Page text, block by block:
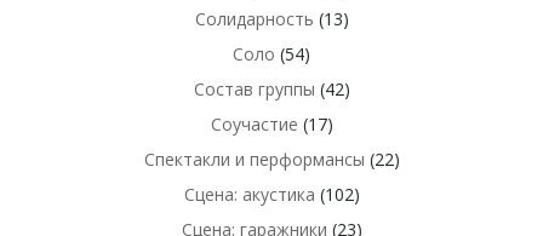
Солидарность (13)
Соло (54)
Состав группы (42)
Соучастие (17)
Спектакли и перформансы (22)
Сцена: акустика (102)
Сцена: гаражники (23)